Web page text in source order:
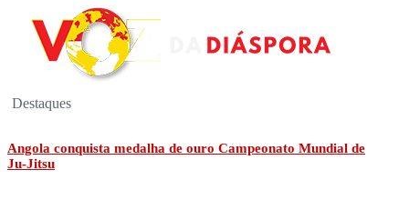
Destaques
Angola conquista medalha de ouro Campeonato Mundial de
Ju-Jitsu